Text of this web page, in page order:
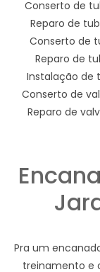
Conserto de
Reparo de
Conserto de
Reparo de
Instalação de
Conserto de
Reparo de
Pra um
treinamento e